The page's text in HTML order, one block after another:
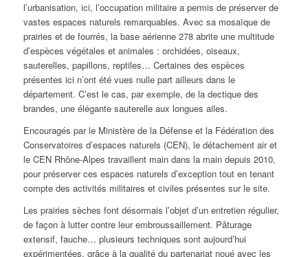
l’urbanisation, ici, l’occupation militaire a permis de préserver de
vastes espaces naturels remarquables. Avec sa mosaïque de
prairies et de fourrés, la base aérienne 278 abrite une multitude
d’espèces végétales et animales : orchidées, oiseaux,
sauterelles, papillons, reptiles… Certaines des espèces
présentes ici n’ont été vues nulle part ailleurs dans le
département. C’est le cas, par exemple, de la dectique des
brandes, une élégante sauterelle aux longues ailes.
Encouragés par le Ministère de la Défense et la Fédération des
Conservatoires d’espaces naturels (CEN), le détachement air et
le CEN Rhône-Alpes travaillent main dans la main depuis 2010,
pour préserver ces espaces naturels d’exception tout en tenant
compte des activités militaires et civiles présentes sur le site.
Les prairies sèches font désormais l’objet d’un entretien régulier,
de façon à lutter contre leur embroussaillement. Pâturage
extensif, fauche… plusieurs techniques sont aujourd’hui
expérimentées, grâce à la qualité du partenariat noué avec les